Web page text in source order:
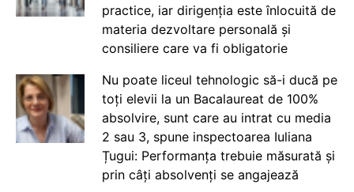
practice, iar dirigenția este înlocuită de
materia dezvoltare personală și
consiliere care va fi obligatorie
Nu poate liceul tehnologic să-i ducă pe
toți elevii la un Bacalaureat de 100%
absolvire, sunt care au intrat cu media
2 sau 3, spune inspectoarea Iuliana
Țugui: Performanța trebuie măsurată și
prin câți absolvenți se angajează